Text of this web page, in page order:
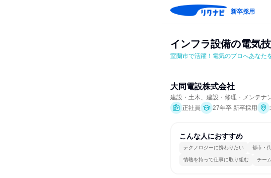
新卒採用
インフラ設備の電気
室蘭市で活躍！電気のプロへあなた
大同電設株式会社
建設・土木、建設・修理・メンテナ
正社員
27年卒 新卒採用
こんな人におすすめ
テクノロジーに携わりたい 都市・
情熱を持って仕事に取り組む チー